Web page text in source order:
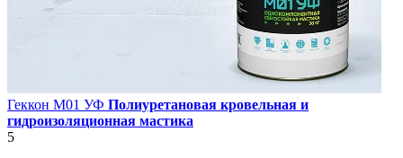
Геккон М01 УФ Полиуретановая кровельная и
гидроизоляционная мастика
5